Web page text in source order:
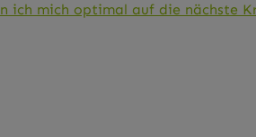
ich mich optimal auf die nächste